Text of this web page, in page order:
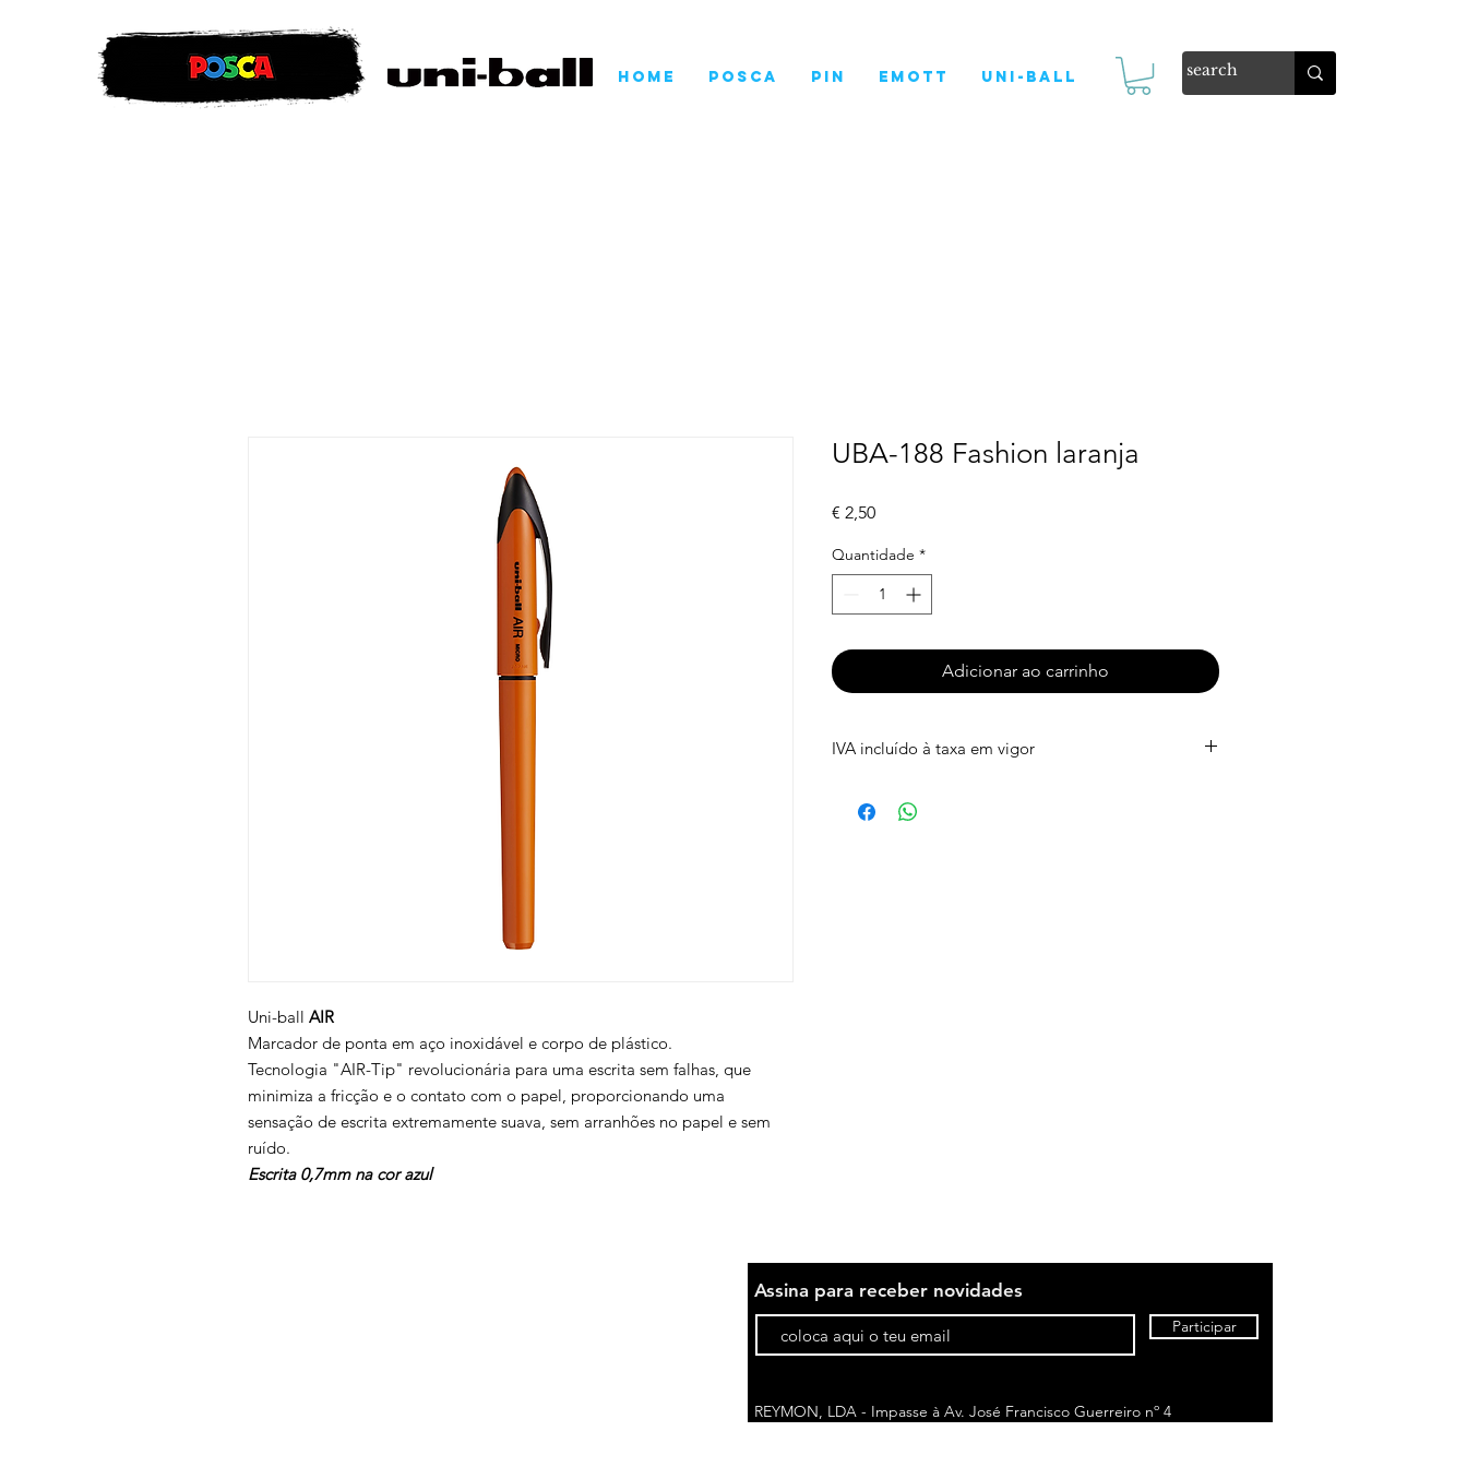
Home POSCA Pin EMOTT Uni-ball
Uni-ball AIR
Marcador de ponta em aço inoxidável e corpo de plástico.
Tecnologia "AIR-Tip" revolucionária para uma escrita sem falhas, que
minimiza a fricção e o contato com o papel, proporcionando uma
sensação de escrita extremamente suava, sem arranhões no papel e sem
ruído.
Escrita 0,7mm na cor azul
UBA-188 Fashion laranja
€ 2,50Preço
Quantidade *
Adicionar ao carrinho
IVA incluído à taxa em vigor
Assina para receber novidades
Participar
REYMON, LDA - Impasse à Av. José Francisco Guerreiro nº 4